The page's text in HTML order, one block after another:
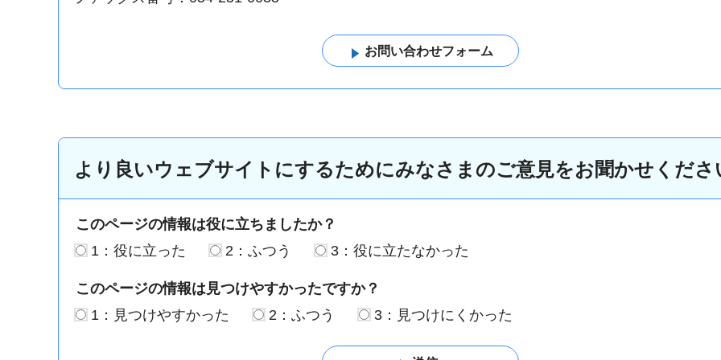
より良いウェブサイトにするためにみなさまのご意見をお聞かせくださ
このページの情報は役に立ちましたか？
1：役に立った
2：ふつう 3：役に立たなかった
このページの情報は見つけやすかったですか？
1：見つけやすかった
2：ふつう 3：見つけにくかった